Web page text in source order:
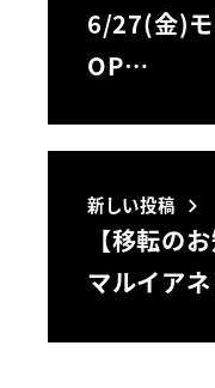
6/27(金)
OP…
新しい投稿
【移転の
マルイア